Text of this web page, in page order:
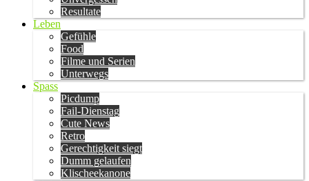
Resultate
Leben
Gefühle
Food
Filme und Serien
Unterwegs
Spass
Picdump
Fail-Dienstag
Cute News
Retro
Gerechtigkeit siegt
Dumm gelaufen
Klischeekanone